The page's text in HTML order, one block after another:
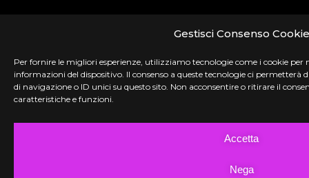
Gestisci Consenso Cookie
Per fornire le migliori esperienze, utilizziamo tecnologie come i cookie per
informazioni del dispositivo. Il consenso a queste tecnologie ci
di navigazione o ID unici su questo sito. Non acconsentire o ritirare il
caratteristiche e funzioni.
Accetta
Nega